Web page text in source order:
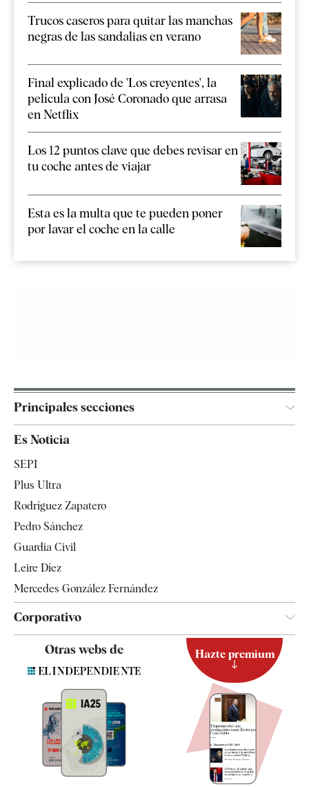
Trucos caseros para quitar las manchas
negras de las sandalias en verano
Final explicado de 'Los creyentes', la
película con José Coronado que arrasa
en Netflix
Los 12 puntos clave que debes revisar en
tu coche antes de viajar
Esta es la multa que te pueden poner
por lavar el coche en la calle
Principales secciones
España
Televisión
Es Noticia
SEPI
Plus Ultra
Rodríguez Zapatero
Pedro Sánchez
Guardia Civil
Leire Díez
Mercedes González Fernández
Corporativo
Contacto
Quiénes somos
Especificaciones
Otras webs de Hazte premium